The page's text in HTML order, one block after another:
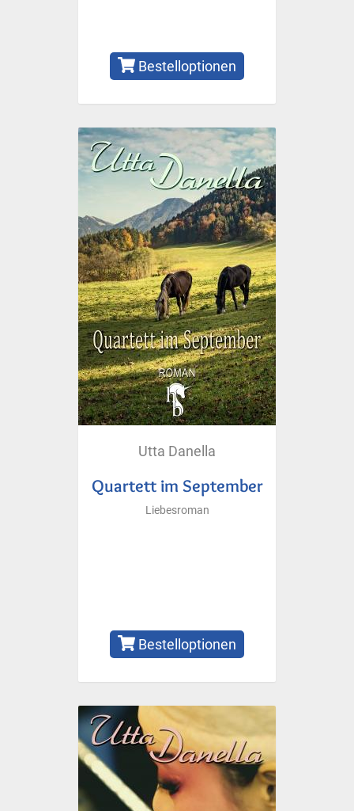
Bestelloptionen
Utta Danella
Quartett im September
Liebesroman
Bestelloptionen